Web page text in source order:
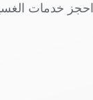
احجز خدمات